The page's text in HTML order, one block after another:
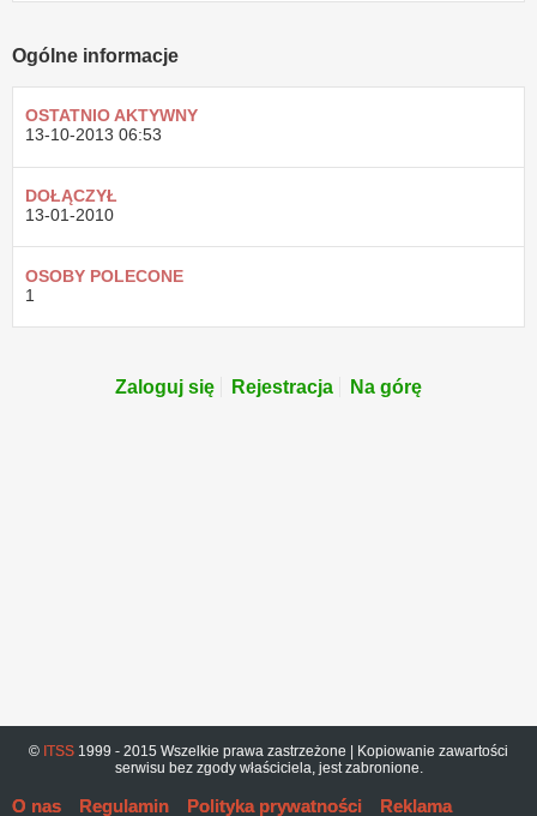
Ogólne informacje
OSTATNIO AKTYWNY
13-10-2013 06:53
DOŁĄCZYŁ
13-01-2010
OSOBY POLECONE
1
Zaloguj się Rejestracja Na górę
© ITSS 1999 - 2015 Wszelkie prawa zastrzeżone | Kopiowanie zawartości
serwisu bez zgody właściciela, jest zabronione.
O nas Regulamin Polityka prywatności Reklama